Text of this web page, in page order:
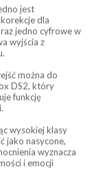
jest
dla
jedno cyfrowe w
wyjścia z
można do
DS2, który
funkcję
wysokiej klasy
jako nasycone,
wyznacza
i emocji